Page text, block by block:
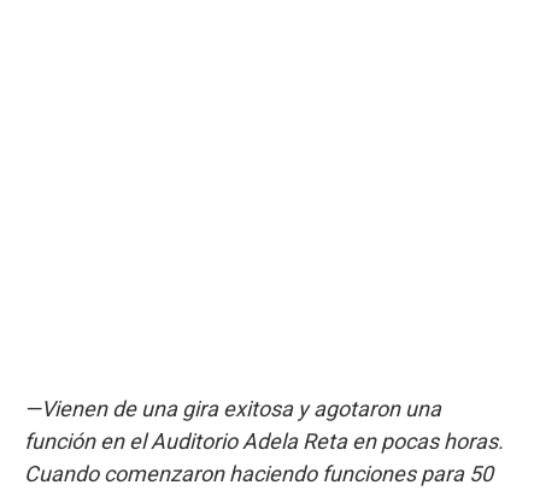
—Vienen de una gira exitosa y agotaron una
función en el Auditorio Adela Reta en pocas horas.
Cuando comenzaron haciendo funciones para 50